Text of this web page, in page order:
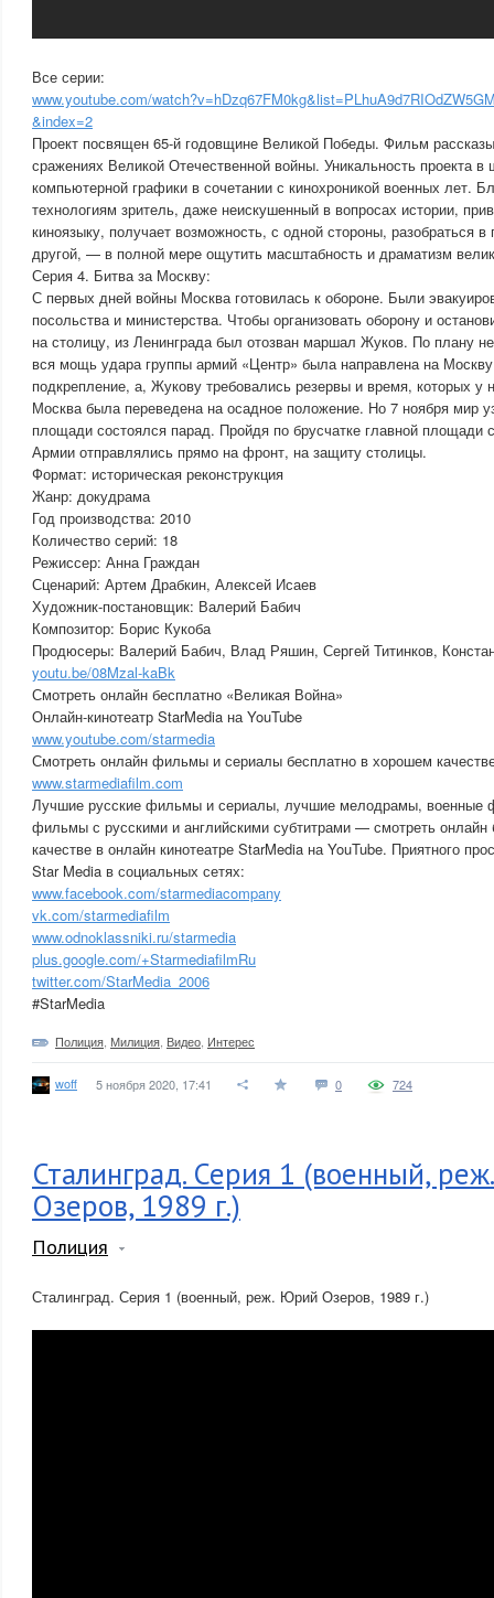
Все серии:
www.youtube.com/
&index=2
Проект посвящен 65-й годовщине Великой Победы. Фильм
сражениях Великой Отечественной войны. Уникальность проекта в
компьютерной графики в сочетании с кинохроникой военных лет.
технологиям зритель, даже неискушенный в вопросах истории,
киноязыку, получает возможность, с одной стороны, разобраться
другой, — в полной мере ощутить масштабность и драматизм
Серия 4. Битва за Москву:
С первых дней войны Москва готовилась к обороне. Были
посольства и министерства. Чтобы организовать оборону и
на столицу, из Ленинграда был отозван маршал Жуков. По плану
вся мощь удара группы армий «Центр» была направлена на
подкрепление, а, Жукову требовались резервы и время, которых у
Москва была переведена на осадное положение. Но 7 ноября мир
площади состоялся парад. Пройдя по брусчатке главной площади
Армии отправлялись прямо на фронт, на защиту столицы.
Формат: историческая реконструкция
Жанр: докудрама
Год производства: 2010
Количество серий: 18
Режиссер: Анна Граждан
Сценарий: Артем Драбкин, Алексей Исаев
Художник-постановщик: Валерий Бабич
Композитор: Борис Кукоба
Продюсеры: Валерий Бабич, Влад Ряшин, Сергей Титинков,
youtu.be/08Mzal-kaBk
Смотреть онлайн бесплатно «Великая Война»
Онлайн-кинотеатр StarMedia на YouTube
www.youtube.com/starmedia
Смотреть онлайн фильмы и сериалы бесплатно в хорошем
www.starmediafilm.com
Лучшие русские фильмы и сериалы, лучшие мелодрамы, военные
фильмы с русскими и английскими субтитрами — смотреть онлайн
качестве в онлайн кинотеатре StarMedia на YouTube. Приятного
Star Media в социальных сетях:
www.facebook.com/starmediacompany
vk.com/starmediafilm
www.odnoklassniki.ru/starmedia
plus.google.com/+StarmediafilmRu
twitter.com/StarMedia_2006
#StarMedia
Полиция Милиция Видео Интерес
woff 5 ноября 2020, 17:41 0 724
Сталинград. Серия 1 (военный,
Озеров, 1989 г.)
Полиция
Сталинград. Серия 1 (военный, реж. Юрий Озеров, 1989 г.)